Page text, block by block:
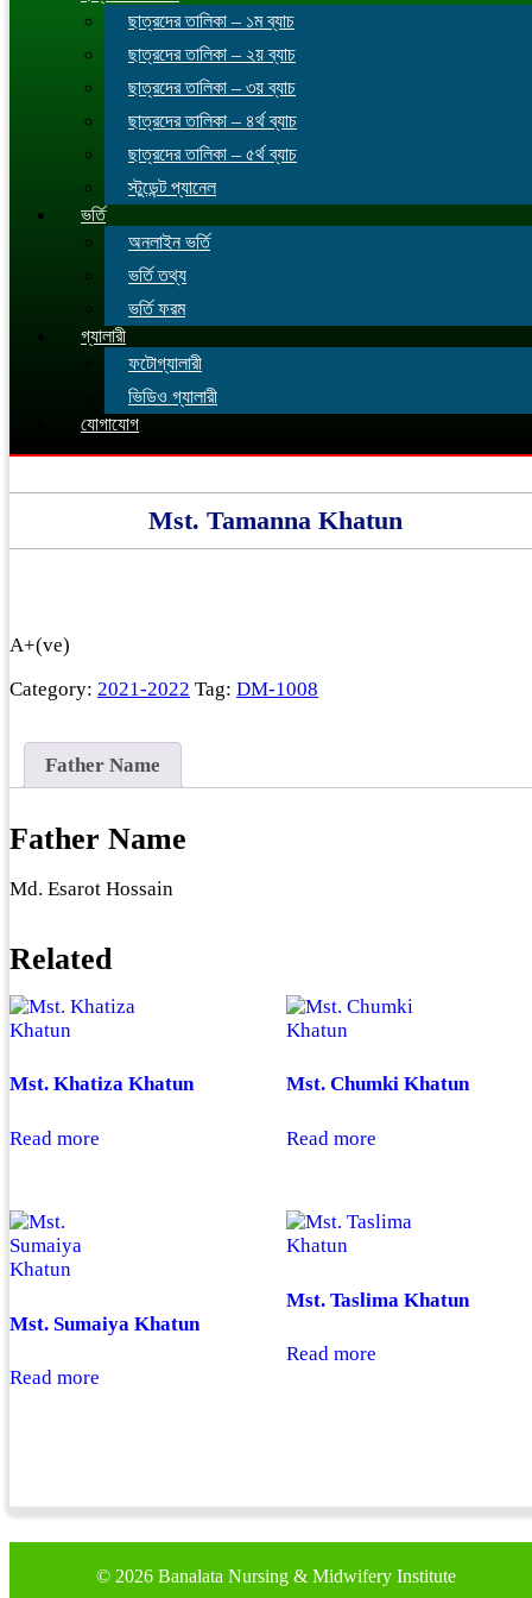
ছাত্রদের তালিকা – ১ম ব্যাচ
ছাত্রদের তালিকা – ২য় ব্যাচ
ছাত্রদের তালিকা – ৩য় ব্যাচ
ছাত্রদের তালিকা – ৪র্থ ব্যাচ
ছাত্রদের তালিকা – ৫র্থ ব্যাচ
স্টুডেন্ট প্যানেল
ভর্তি
অনলাইন ভর্তি
ভর্তি তথ্য
ভর্তি ফরম
গ্যালারী
ফটোগ্যালারী
ভিডিও গ্যালারী
যোগাযোগ
Mst. Tamanna Khatun
A+(ve)
Category: 2021-2022 Tag: DM-1008
Father Name
Father Name
Md. Esarot Hossain
Related
Mst. Khatiza Khatun
Read more
Mst. Chumki Khatun
Read more
Mst. Sumaiya Khatun
Read more
Mst. Taslima Khatun
Read more
© 2026 Banalata Nursing & Midwifery Institute